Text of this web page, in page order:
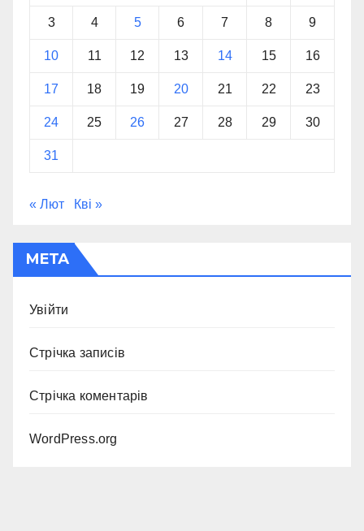
3 4 5 6 7 8 9
10 11 12 13 14 15 16
17 18 19 20 21 22 23
24 25 26 27 28 29 30
31
« Лют Кві »
МЕТА
Увійти
Стрічка записів
Стрічка коментарів
WordPress.org